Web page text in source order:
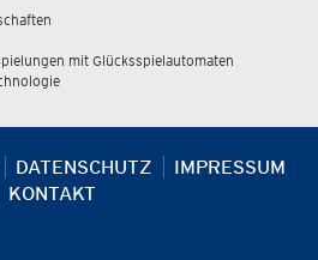
mit Glücksspielautomaten
DATENSCHUTZ
IMPRESSUM
KONTAKT